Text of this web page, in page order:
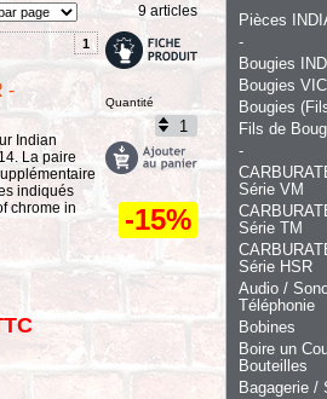
9 articles
1
-
Indian
La paire
indiqués
chrome in
Quantité
-15%
Pièces
-
Bougies
Bougies
Bougies
Fils de
-
Série VM
Série TM
Série HSR
Audio /
Téléphonie
Bobines
Boire un
Bouteilles
Bagagerie /